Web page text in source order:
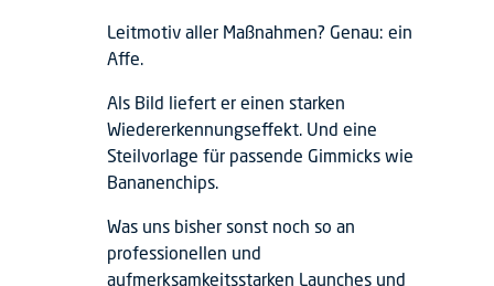
Leitmotiv aller Maßnahmen? Genau: ein
Affe.
Als Bild liefert er einen starken
Wiedererkennungseffekt. Und eine
Steilvorlage für passende Gimmicks wie
Bananenchips.
Was uns bisher sonst noch so an
professionellen und
aufmerksamkeitsstarken Launches und